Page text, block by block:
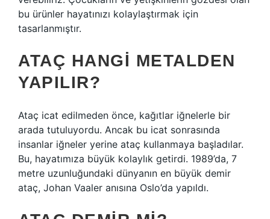
bu ürünler hayatınızı kolaylaştırmak için
tasarlanmıştır.
ATAÇ HANGI METALDEN
YAPILIR?
Ataç icat edilmeden önce, kağıtlar iğnelerle bir
arada tutuluyordu. Ancak bu icat sonrasında
insanlar iğneler yerine ataç kullanmaya başladılar.
Bu, hayatımıza büyük kolaylık getirdi. 1989’da, 7
metre uzunluğundaki dünyanın en büyük demir
ataç, Johan Vaaler anısına Oslo’da yapıldı.